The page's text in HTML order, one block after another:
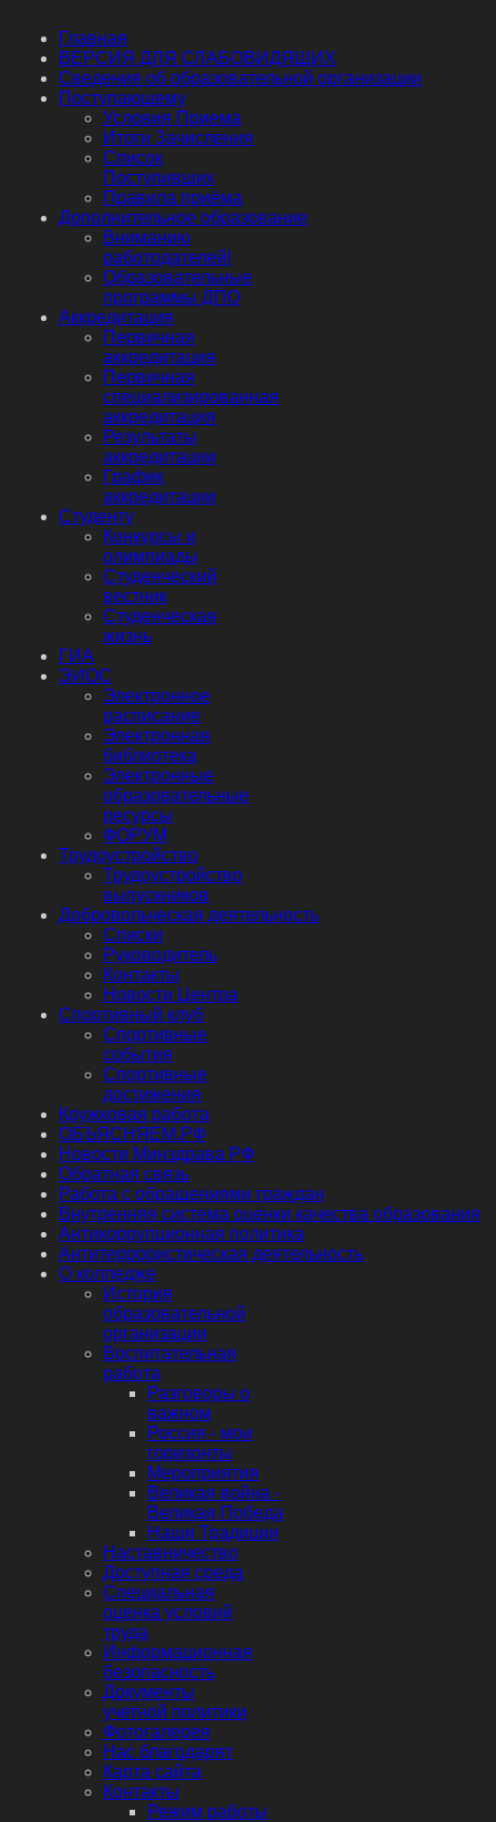
Главная
ВЕРСИЯ ДЛЯ СЛАБОВИДЯЩИХ
Сведения об образовательной организации
Поступающему
Условия Приема
Итоги Зачисления
Список
Поступивших
Правила приёма
Дополнительное образование
Вниманию
работодателей!
Образовательные
программы ДПО
Аккредитация
Первичная
аккредитация
Первичная
специализированная
аккредитация
Результаты
аккредитации
График
аккредитации
Студенту
Конкурсы и
олимпиады
Студенческий
вестник
Студенческая
жизнь
ГИА
ЭИОС
Электронное
расписание
Электронная
библиотека
Электронные
образовательные
ресурсы
ФОРУМ
Трудоустройство
Трудоустройство
выпускников
Добровольческая деятельность
Списки
Руководитель
Контакты
Новости Центра
Спортивный клуб
Спортивные
события
Спортивные
достижения
Кружковая работа
ОБЪЯСНЯЕМ.РФ
Новости Минздрава РФ
Обратная связь
Работа с обращениями граждан
Внутренняя система оценки качества образования
Антикоррупционная политика
Антитеррористическая деятельность
О колледже
История
образовательной
организации
Воспитательная
работа
Разговоры о
важном
Россия - мои
горизонты
Мероприятия
Великая война -
Великая Победа
Наши Традиции
Наставничество
Доступная среда
Специальная
оценка условий
труда
Информационная
безопасность
Документы
учетной политики
Фотогалерея
Нас благодарят
Карта сайта
Контакты
Режим работы